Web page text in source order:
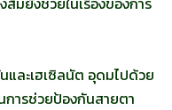
ละเฮเซิลนัต อุดมไปด้วย
การช่วยป้องกันสายตา